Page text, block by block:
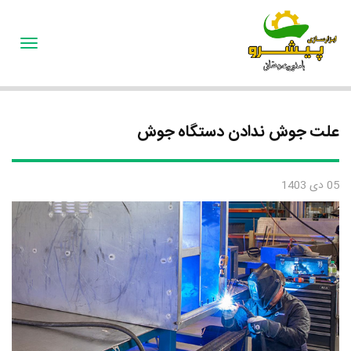
علت جوش ندادن دستگاه جوش
05 دی 1403